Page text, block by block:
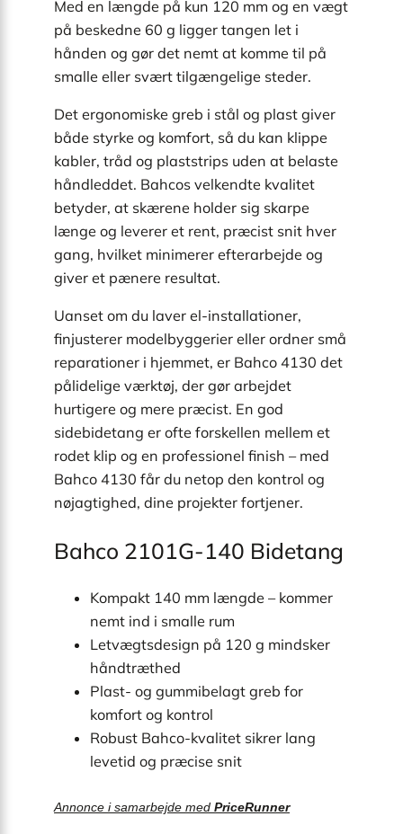
Med en længde på kun 120 mm og en vægt
på beskedne 60 g ligger tangen let i
hånden og gør det nemt at komme til på
smalle eller svært tilgængelige steder.
Det ergonomiske greb i stål og plast giver
både styrke og komfort, så du kan klippe
kabler, tråd og plaststrips uden at belaste
håndleddet. Bahcos velkendte kvalitet
betyder, at skærene holder sig skarpe
længe og leverer et rent, præcist snit hver
gang, hvilket minimerer efterarbejde og
giver et pænere resultat.
Uanset om du laver el-installationer,
finjusterer modelbyggerier eller ordner små
reparationer i hjemmet, er Bahco 4130 det
pålidelige værktøj, der gør arbejdet
hurtigere og mere præcist. En god
sidebidetang er ofte forskellen mellem et
rodet klip og en professionel finish – med
Bahco 4130 får du netop den kontrol og
nøjagtighed, dine projekter fortjener.
Bahco 2101G-140 Bidetang
Kompakt 140 mm længde – kommer
nemt ind i smalle rum
Letvægtsdesign på 120 g mindsker
håndtræthed
Plast- og gummibelagt greb for
komfort og kontrol
Robust Bahco-kvalitet sikrer lang
levetid og præcise snit
Annonce i samarbejde med PriceRunner